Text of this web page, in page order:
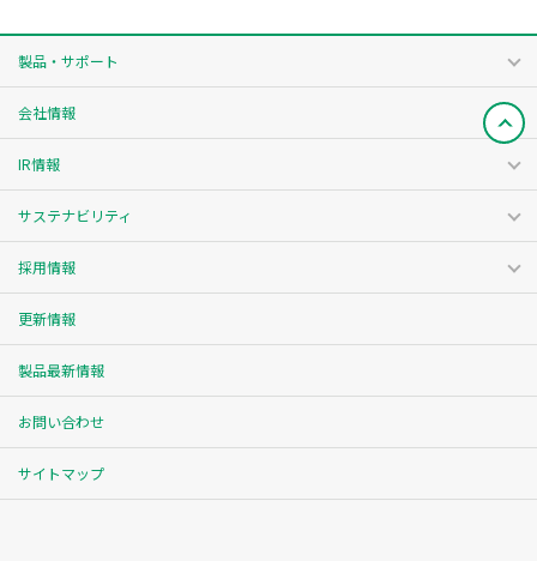
製品・サポート
会社情報
IR情報
サステナビリティ
採用情報
更新情報
製品最新情報
お問い合わせ
サイトマップ